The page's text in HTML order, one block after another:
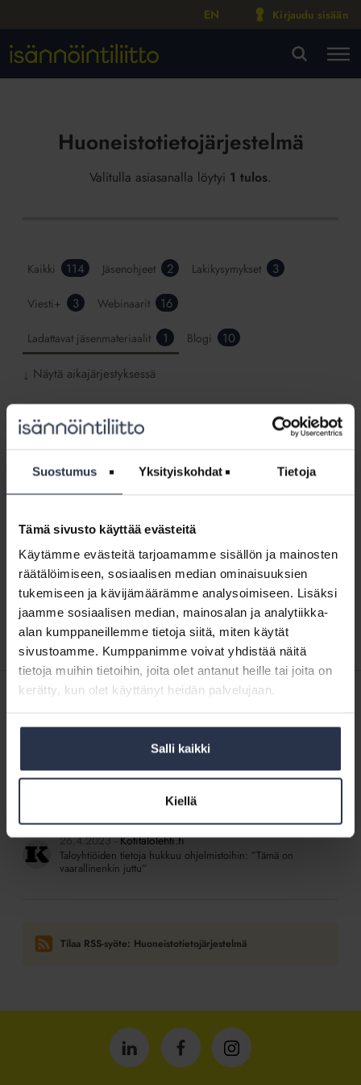
Suostumus Yksityiskohdat Tietoja
Tämä sivusto käyttää evästeitä
Käytämme evästeitä tarjoamamme sisällön ja mainosten
räätälöimiseen, sosiaalisen median ominaisuuksien
tukemiseen ja kävijämäärämme analysoimiseen. Lisäksi
jaamme sosiaalisen median, mainosalan ja analytiikka-
alan kumppaneillemme tietoja siitä, miten käytät
sivustoamme. Kumppanimme voivat yhdistää näitä
tietoja muihin tietoihin, joita olet antanut heille tai joita on
kerätty, kun olet käyttänyt heidän palvelujaan.
Salli kaikki
Kiellä
EN Kirjaudu sisään
Huoneistotietojärjestelmä
Valitulla asiasanalla löytyi 1 tulos.
Kaikki 114 Jäsenohjeet 2 Lakikysymykset 3
Viesti+ 3 Webinaarit 16
Ladattavat jäsenmateriaalit 1 Blogi 10
↓ Näytä aikajärjestyksessä
Ohje
ja
uudelle
omistajalle
osoitteenmuutos
(lisäpalvelu)
Ohje ja malli: Valtakirja uudelle omistajalle
LADATTAVAT JÄSENMATERIAALIT
isännöitsijäntodistukseen tai yhtiökokouskutsuun liitettävä
tiedote ja valtakirja uudelle omistajalle.
Sisältö:
Ohje ja malli: Valtakirja uudelle omistajalle ja
osoitteenmuutos
SISÄLTÖJÄ ISÄNNÖINTILIITON MEDIOISTA
5.8.2026 Kotitalolehti.fi
Asuntotieto kääntyi sähköiseksi
11.5.2026 Kotitalolehti.fi
Huoneistotietojärjestelmään lisätään seuraavaksi taloyhtiön
kunnossapito- ja muutostyöt
26.4.2023 Kotitalolehti.fi
Taloyhtiöiden tietoja hukkuu ohjelmistoihin: ”Tämä on
vaarallinenkin juttu”
Tilaa RSS-syöte: Huoneistotietojärjestelmä
IsännöintiliittoIsännöintiliittoIsännöintiliitto